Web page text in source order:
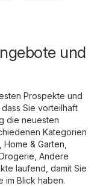
und
Prospekte und
Sie vorteilhaft
die neuesten
Kategorien
Home & Garten
Andere
laufend, damit Sie
Blick haben.